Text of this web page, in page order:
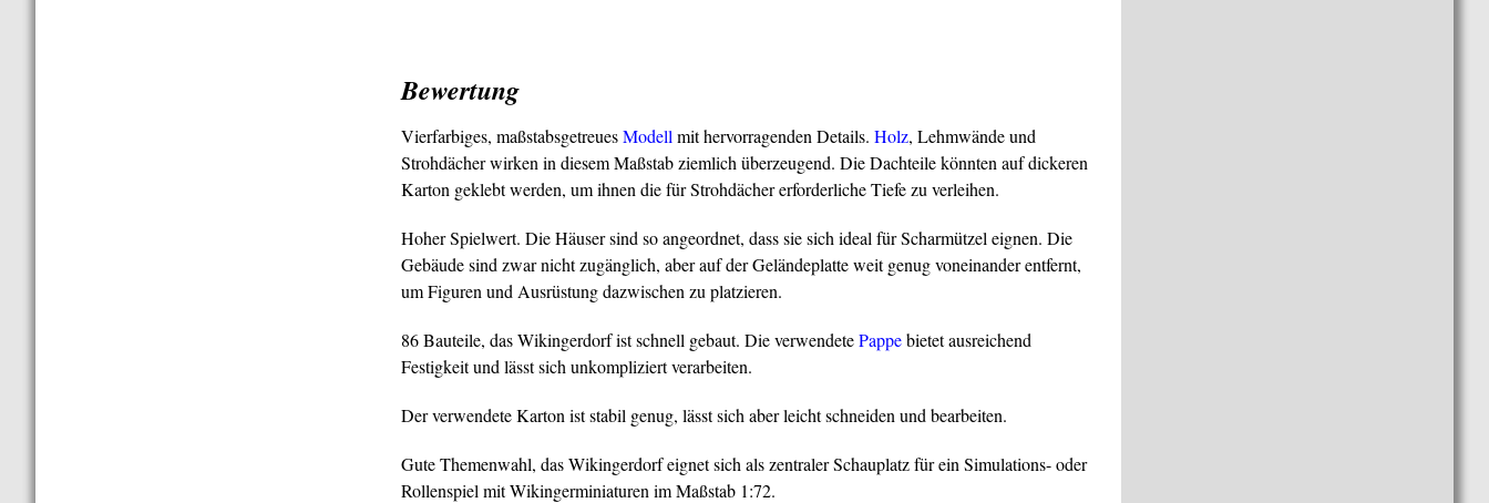
Bewertung
Vierfarbiges, maßstabsgetreuesModell mit hervorragenden Details. Holz, Lehmwände und
Strohdächer wirken in diesem Maßstab ziemlich überzeugend. Die Dachteile könnten auf dickeren
Karton geklebt werden, um ihnen die für Strohdächer erforderliche Tiefe zu verleihen.
Hoher Spielwert. Die Häuser sind so angeordnet, dass sie sich ideal für Scharmützel eignen. Die
Gebäude sind zwar nicht zugänglich, aber auf der Geländeplatte weit genug voneinander entfernt,
um Figuren und Ausrüstung dazwischen zu platzieren.
86 Bauteile, das Wikingerdorf ist schnell gebaut. Die verwendetePappebietet ausreichend
Festigkeit und lässt sich unkompliziert verarbeiten.
Der verwendete Karton ist stabil genug, lässt sich aber leicht schneiden und bearbeiten.
Gute Themenwahl, das Wikingerdorf eignet sich als zentraler Schauplatz für ein Simulations- oder
Rollenspiel mit Wikingerminiaturen im Maßstab 1:72.